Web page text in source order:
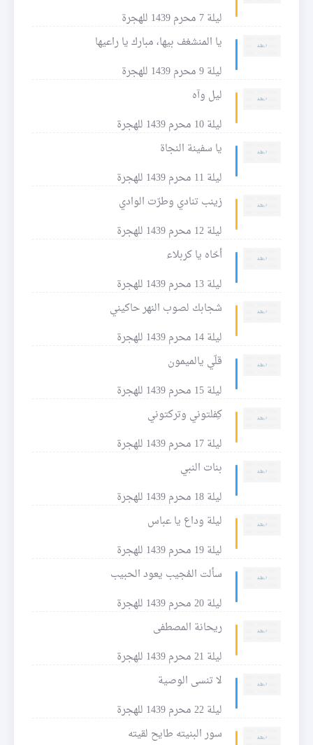
ليلة 7 محرم 1439 للهجرة
يا المنشغف بيها، مبارك يا راعيها
ليلة 9 محرم 1439 للهجرة
ليل وآه
ليلة 10 محرم 1439 للهجرة
يا سفينة النجاة
ليلة 11 محرم 1439 للهجرة
زينب تنادي وطرّت الوادي
ليلة 12 محرم 1439 للهجرة
أحّاه يا كربلاء
ليلة 13 محرم 1439 للهجرة
شجابك لصوب النهر حاكيني
ليلة 14 محرم 1439 للهجرة
قلّي يالميمون
ليلة 15 محرم 1439 للهجرة
كِفلتوني وتركتوني
ليلة 17 محرم 1439 للهجرة
بنات النبي
ليلة 18 محرم 1439 للهجرة
ليلة وداع يا عباس
ليلة 19 محرم 1439 للهجرة
سألت المُجيب يعود الحبيب
ليلة 20 محرم 1439 للهجرة
ريحانة المصطفى
ليلة 21 محرم 1439 للهجرة
لا تنسى الوصية
ليلة 22 محرم 1439 للهجرة
سور البنيته طايح لقيته